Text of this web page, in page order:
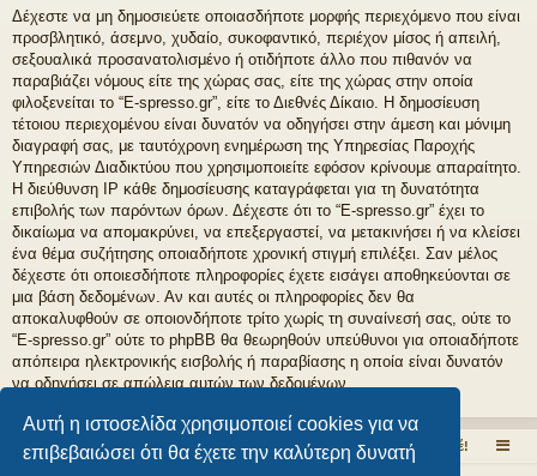
Αυτή η ιστοσελίδα χρησιμοποιεί cookies για να
επιβεβαιώσει ότι θα έχετε την καλύτερη δυνατή
Δέχεστε να μη δημοσιεύετε οποιασδήποτε μορφής περιεχόμενο που είναι
προσβλητικό, άσεμνο, χυδαίο, συκοφαντικό, περιέχον μίσος ή απειλή,
σεξουαλικά προσανατολισμένο ή οτιδήποτε άλλο που πιθανόν να
παραβιάζει νόμους είτε της χώρας σας, είτε της χώρας στην οποία
φιλοξενείται το “E-spresso.gr”, είτε το Διεθνές Δίκαιο. Η δημοσίευση
τέτοιου περιεχομένου είναι δυνατόν να οδηγήσει στην άμεση και μόνιμη
διαγραφή σας, με ταυτόχρονη ενημέρωση της Υπηρεσίας Παροχής
Υπηρεσιών Διαδικτύου που χρησιμοποιείτε εφόσον κρίνουμε απαραίτητο.
Η διεύθυνση IP κάθε δημοσίευσης καταγράφεται για τη δυνατότητα
επιβολής των παρόντων όρων. Δέχεστε ότι το “E-spresso.gr” έχει το
δικαίωμα να απομακρύνει, να επεξεργαστεί, να μετακινήσει ή να κλείσει
ένα θέμα συζήτησης οποιαδήποτε χρονική στιγμή επιλέξει. Σαν μέλος
δέχεστε ότι οποιεσδήποτε πληροφορίες έχετε εισάγει αποθηκεύονται σε
μια βάση δεδομένων. Αν και αυτές οι πληροφορίες δεν θα
αποκαλυφθούν σε οποιονδήποτε τρίτο χωρίς τη συναίνεσή σας, ούτε το
“E-spresso.gr” ούτε το phpBB θα θεωρηθούν υπεύθυνοι για οποιαδήποτε
απόπειρα ηλεκτρονικής εισβολής ή παραβίασης η οποία είναι δυνατόν
να οδηγήσει σε απώλεια αυτών των δεδομένων.
Το εσπρέσσο στα ηλεκτρονικά! Εδώ μιλάμε ελεύθερα για τον καφέ!